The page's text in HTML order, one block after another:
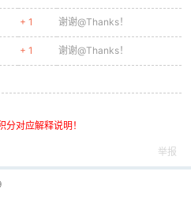
+ 1 谢谢@Thanks！
+ 1 谢谢@Thanks！
对应解释说明！
举报